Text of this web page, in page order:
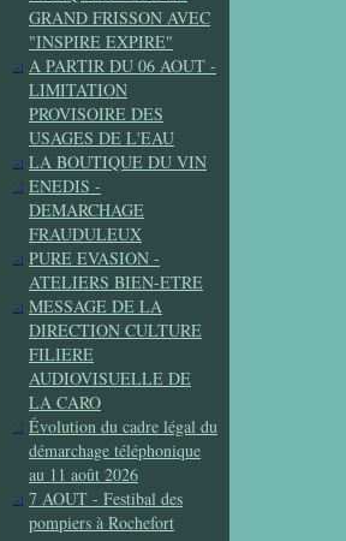
GRAND FRISSON AVEC
"INSPIRE EXPIRE"
A PARTIR DU 06 AOUT -
LIMITATION
PROVISOIRE DES
USAGES DE L'EAU
LA BOUTIQUE DU VIN
ENEDIS -
DEMARCHAGE
FRAUDULEUX
PURE EVASION -
ATELIERS BIEN-ETRE
MESSAGE DE LA
DIRECTION CULTURE
FILIERE
AUDIOVISUELLE DE
LA CARO
Évolution du cadre légal du
démarchage téléphonique
au 11 août 2026
7 AOUT - Festibal des
pompiers à Rochefort